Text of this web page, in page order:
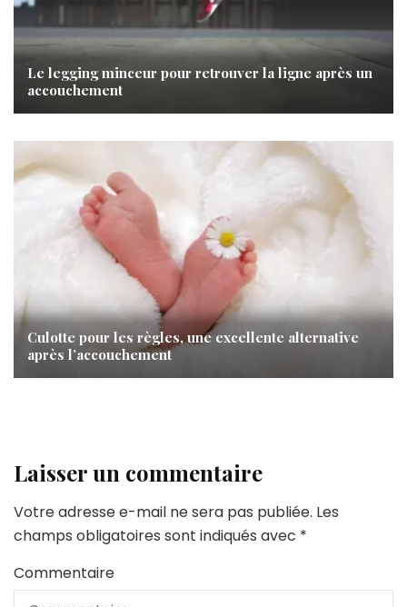
Le legging minceur pour retrouver la ligne après un
accouchement
Culotte pour les règles, une excellente alternative
après l’accouchement
Laisser un commentaire
Votre adresse e-mail ne sera pas publiée. Les
champs obligatoires sont indiqués avec *
Commentaire